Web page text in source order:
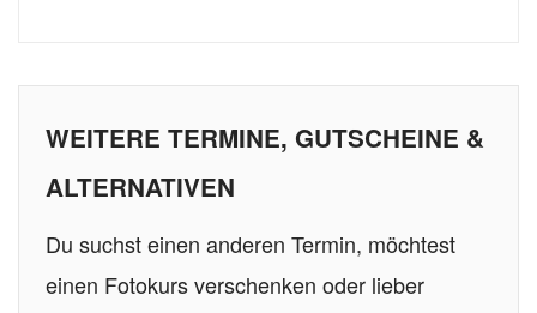
WEITERE TERMINE, GUTSCHEINE &
ALTERNATIVEN
Du suchst einen anderen Termin, möchtest
einen Fotokurs verschenken oder lieber